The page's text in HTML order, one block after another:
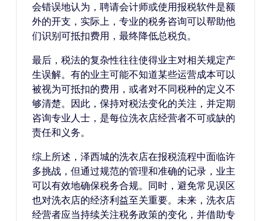
会错误地认为，聘请会计师或使用报税软件是额
外的开支，实际上，专业的税务咨询可以帮助他
们识别可抵扣费用，最终降低总税负。
最后，税法的复杂性往往使得业主对相关规定产
生误解。有的业主可能不知道某些运营成本可以
被视为可抵扣的费用，或者对不同税种的定义不
够清楚。因此，保持对税法变化的关注，并定期
咨询专业人士，是每位洗衣店经营者不可或缺的
责任和义务。
综上所述，泽西城的洗衣店在报税流程中面临许
多挑战，但通过规范的管理和准确的记录，业主
可以有效地确保税务合规。同时，避免常见误区
也对洗衣店的经济利益至关重要。未来，洗衣店
经营者应当持续关注税务政策的变化，并借助专